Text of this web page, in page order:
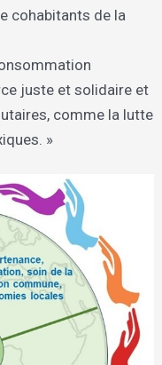
cohabitants de la
juste et solidaire et
comme la lutte
»